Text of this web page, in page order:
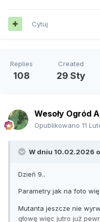
Cytuj
Replies
108
Created
29 Sty
Wesoły Ogród
Opublikowano 11
W dniu 10.02.2026
Dzień 9..
Parametry jak na foto
Mutanta jeszcze nie
głowę więc jutro już